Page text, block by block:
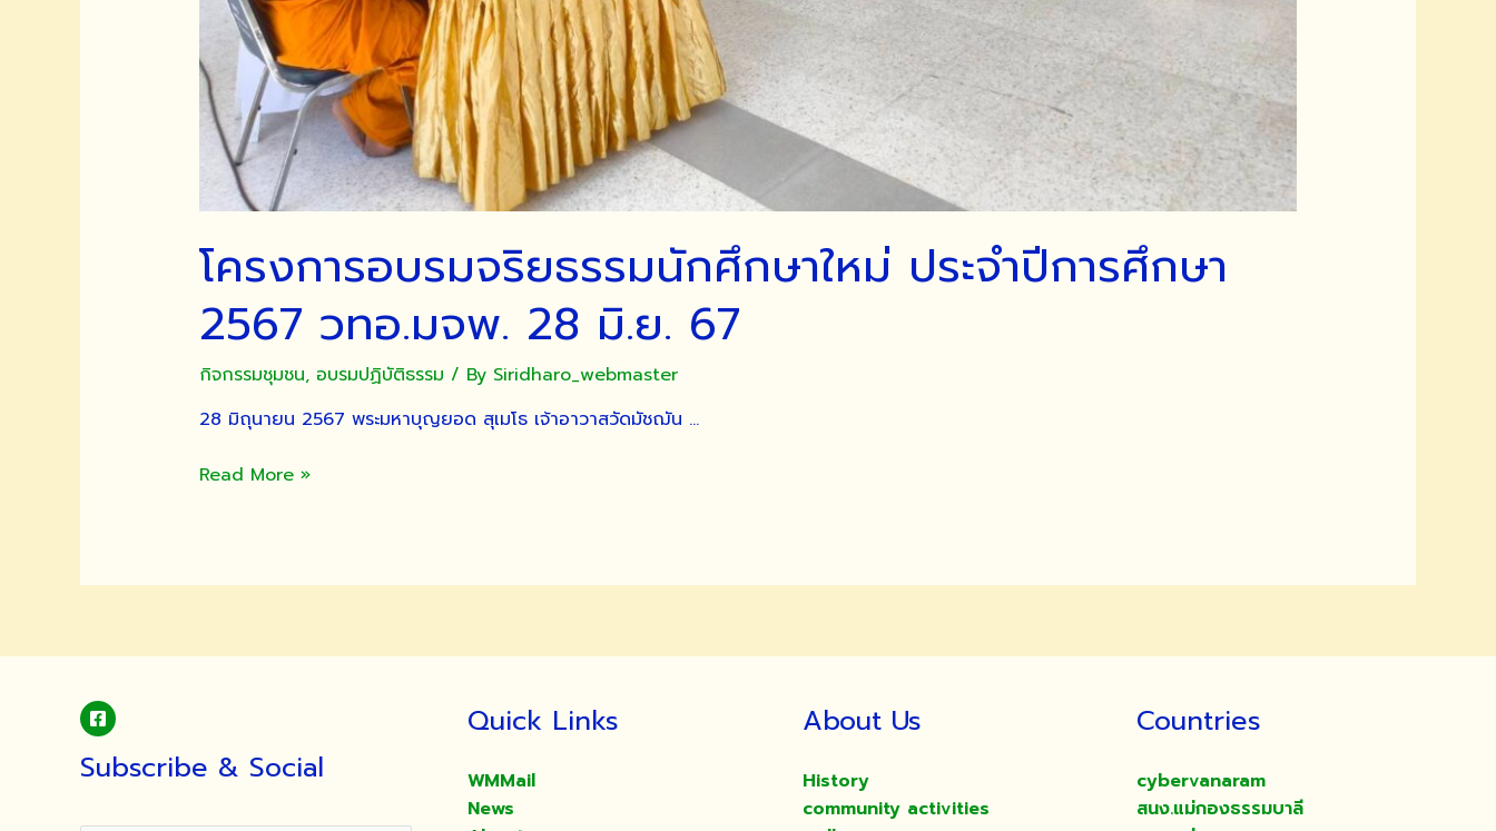
โครงการอบรมจริยธรรมนักศึกษาใหม่ ประจำปีการศึกษา
2567 วทอ.มจพ. 28 มิ.ย. 67
กิจกรรมชุมชน, อบรมปฏิบัติธรรม / By Siridharo_webmaster
28 มิถุนายน 2567 พระมหาบุญยอด สุเมโธ เจ้าอาวาสวัดมัชฌัน …
โครงการ
ใหม่
วทอ.มจพ.
28
Read More »
Subscribe & Social
Quick Links
WMMail
News
About Us
History
community activities
Countries
cybervanaram
สนง.แม่กองธรรมบาลี